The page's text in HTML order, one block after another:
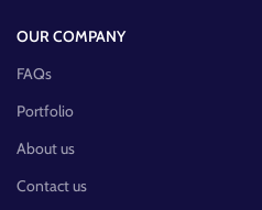
OUR COMPANY
FAQs
Portfolio
About us
Contact us